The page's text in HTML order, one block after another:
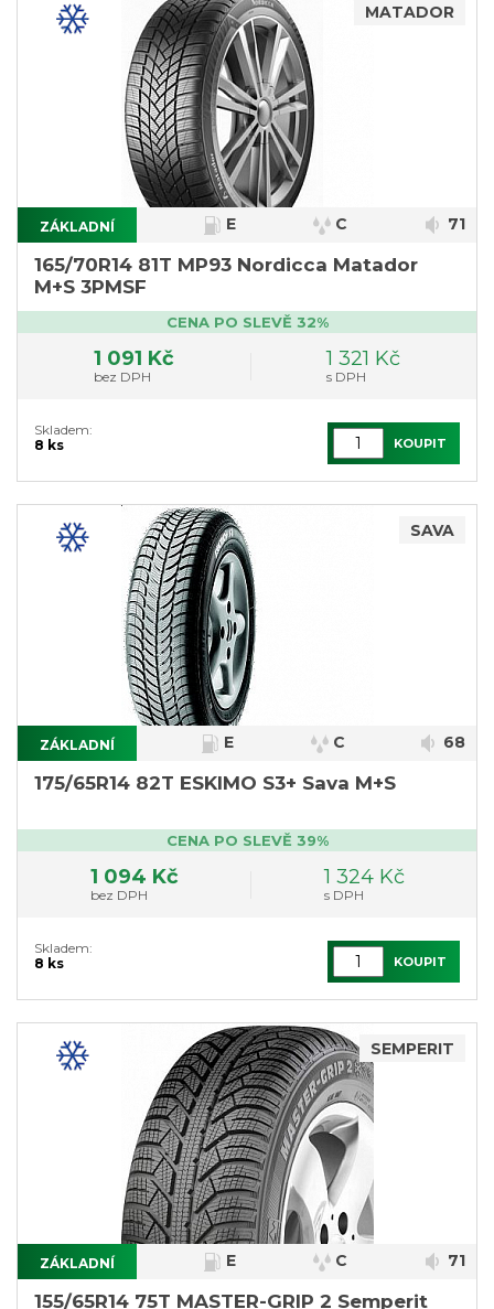
MATADOR
ZÁKLADNÍ E C 71
165/70R14 81T MP93 Nordicca Matador
M+S 3PMSF
CENA PO SLEVĚ 32%
1 091 Kč
bez DPH
1 321 Kč
s DPH
Skladem:
8 ks
KOUPIT
SAVA
ZÁKLADNÍ E C 68
175/65R14 82T ESKIMO S3+ Sava M+S
CENA PO SLEVĚ 39%
1 094 Kč
bez DPH
1 324 Kč
s DPH
Skladem:
8 ks
KOUPIT
SEMPERIT
ZÁKLADNÍ E C 71
155/65R14 75T MASTER-GRIP 2 Semperit